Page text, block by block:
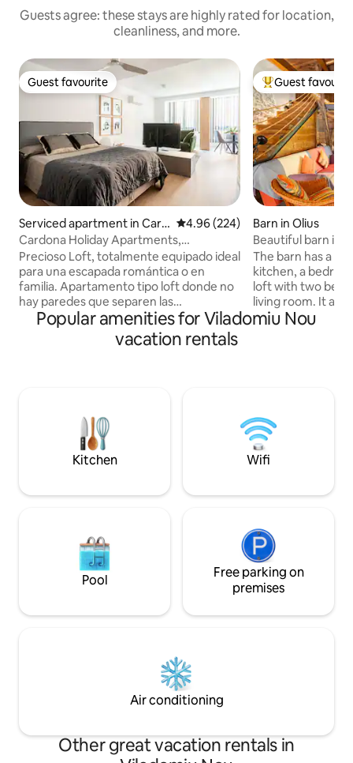
Guests agree: these stays are highly rated for location,
cleanliness, and more.
Guest favourite
Guest favourite
Serviced apartment in Card
ona
4.96 out of 5 average rating,
4.96 (224)
Cardona Holiday Apartments,
Apartment with the...
Precioso Loft, totalmente equipado ideal
para una escapada romántica o en
familia. Apartamento tipo loft donde no
hay paredes que separen las
habitaciones. Comedor, cocina y
habitación se encuentran todo junto. El
lavabo y la habitación de los utensilios de
El apartamento está totalmente
equipado para que disfrutes de una
estancia cómoda y sin preocupaciones:
encontrarás toallas, ropa de cama, gel
una cocina con todos los utensilios
cápsulas incluidas, para que puedas
empezar el día con un buen café. Según
la duración de la estancia, puedes
solicitar servicio de limpieza extra, así
siempre bajo disponibilidad. No hay
otros huéspedes es la escalera de
pagar la tasa turística de 1€ por persona
por día en efectivo al llegar al
años). 1,75€ a partir del 1 de Abril de
Top guest
Guest
Barn in Olius
Beautiful barn in
The barn has a
kitchen, a
loft with two
living room. It
with a window to
minutes from a
minutes from the
Popular amenities for Viladomiu Nou
vacation rentals
Kitchen Wifi
Pool
Free parking on
premises
Air conditioning
Other great vacation rentals in